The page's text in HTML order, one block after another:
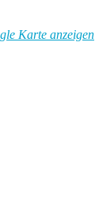
Karte anzeigen